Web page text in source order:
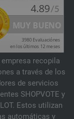
recopila
a través de los
de servicios
SHOPVOTE y
Estos utilizan
automáticas y